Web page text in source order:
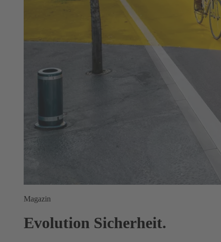
Magazin
Evolution Sicherheit.